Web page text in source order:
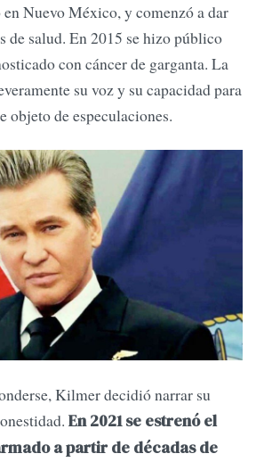
Nuevo México, y comenzó a dar
de salud. En 2015 se hizo público
con cáncer de garganta. La
su voz y su capacidad para
objeto de especulaciones.
Kilmer decidió narrar su
En 2021 se estrenó el
a partir de décadas de